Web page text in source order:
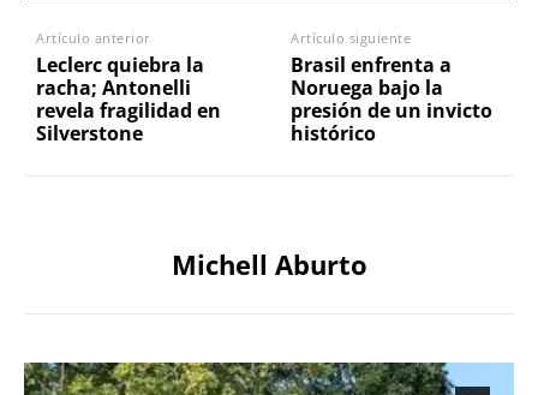
Artículo anterior
Leclerc quiebra la
racha; Antonelli
revela fragilidad en
Silverstone
Artículo siguiente
Brasil enfrenta a
Noruega bajo la
presión de un invicto
histórico
Michell Aburto